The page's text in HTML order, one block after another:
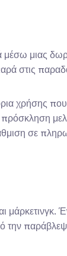
μιας
στις
χρήσης που
σε
την